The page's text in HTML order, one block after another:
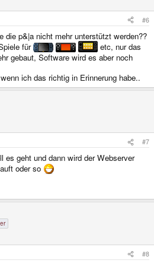
#6
die p&|a nicht mehr unterstützt werden??
für
etc, nur das
gebaut, Software wird es aber noch
ich das richtig in Erinnerung habe..
#7
es geht und dann wird der Webserver
oder so
#8